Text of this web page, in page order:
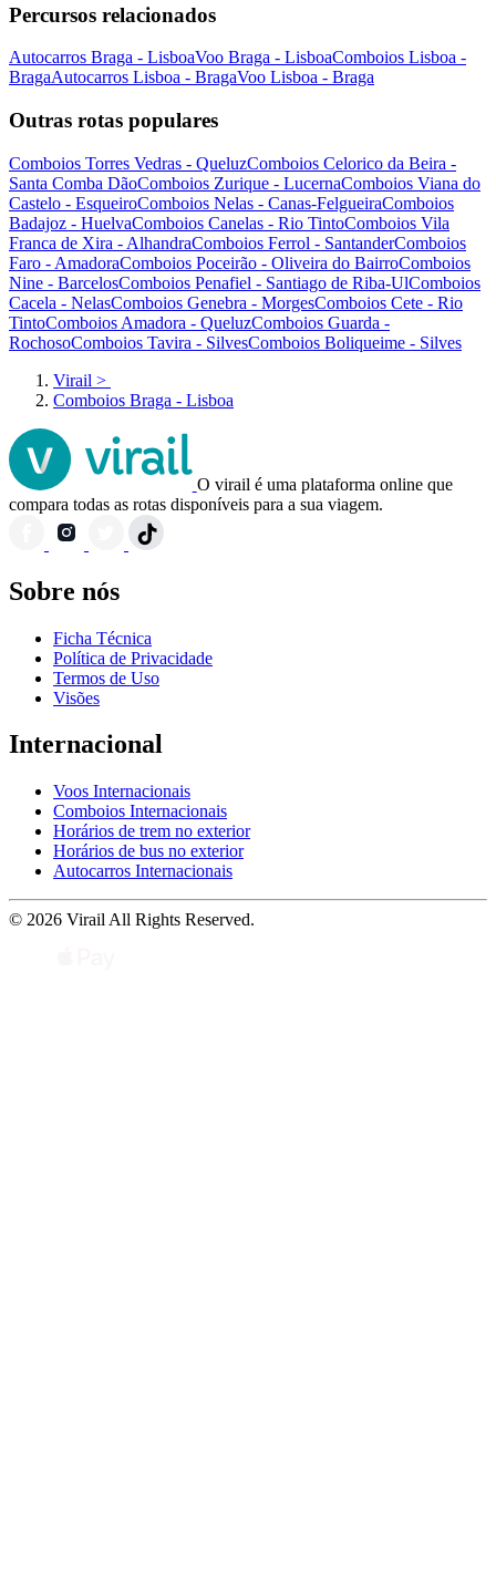
Percursos relacionados
Autocarros Braga - LisboaVoo Braga - LisboaComboios Lisboa -
BragaAutocarros Lisboa - BragaVoo Lisboa - Braga
Outras rotas populares
Comboios Torres Vedras - QueluzComboios Celorico da Beira -
Santa Comba DãoComboios Zurique - LucernaComboios Viana do
Castelo - EsqueiroComboios Nelas - Canas-FelgueiraComboios
Badajoz - HuelvaComboios Canelas - Rio TintoComboios Vila
Franca de Xira - AlhandraComboios Ferrol - SantanderComboios
Faro - AmadoraComboios Poceirão - Oliveira do BairroComboios
Nine - BarcelosComboios Penafiel - Santiago de Riba-UlComboios
Cacela - NelasComboios Genebra - MorgesComboios Cete - Rio
TintoComboios Amadora - QueluzComboios Guarda -
RochosoComboios Tavira - SilvesComboios Boliqueime - Silves
Virail >
Comboios Braga - Lisboa
O virail é uma plataforma online que
compara todas as rotas disponíveis para a sua viagem.
Sobre nós
Ficha Técnica
Política de Privacidade
Termos de Uso
Visões
Internacional
Voos Internacionais
Comboios Internacionais
Horários de trem no exterior
Horários de bus no exterior
Autocarros Internacionais
© 2026 Virail All Rights Reserved.